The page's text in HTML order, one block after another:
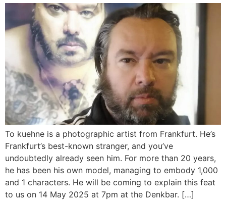
To kuehne is a photographic artist from Frankfurt. He’s
Frankfurt’s best-known stranger, and you’ve
undoubtedly already seen him. For more than 20 years,
he has been his own model, managing to embody 1,000
and 1 characters. He will be coming to explain this feat
to us on 14 May 2025 at 7pm at the Denkbar. […]